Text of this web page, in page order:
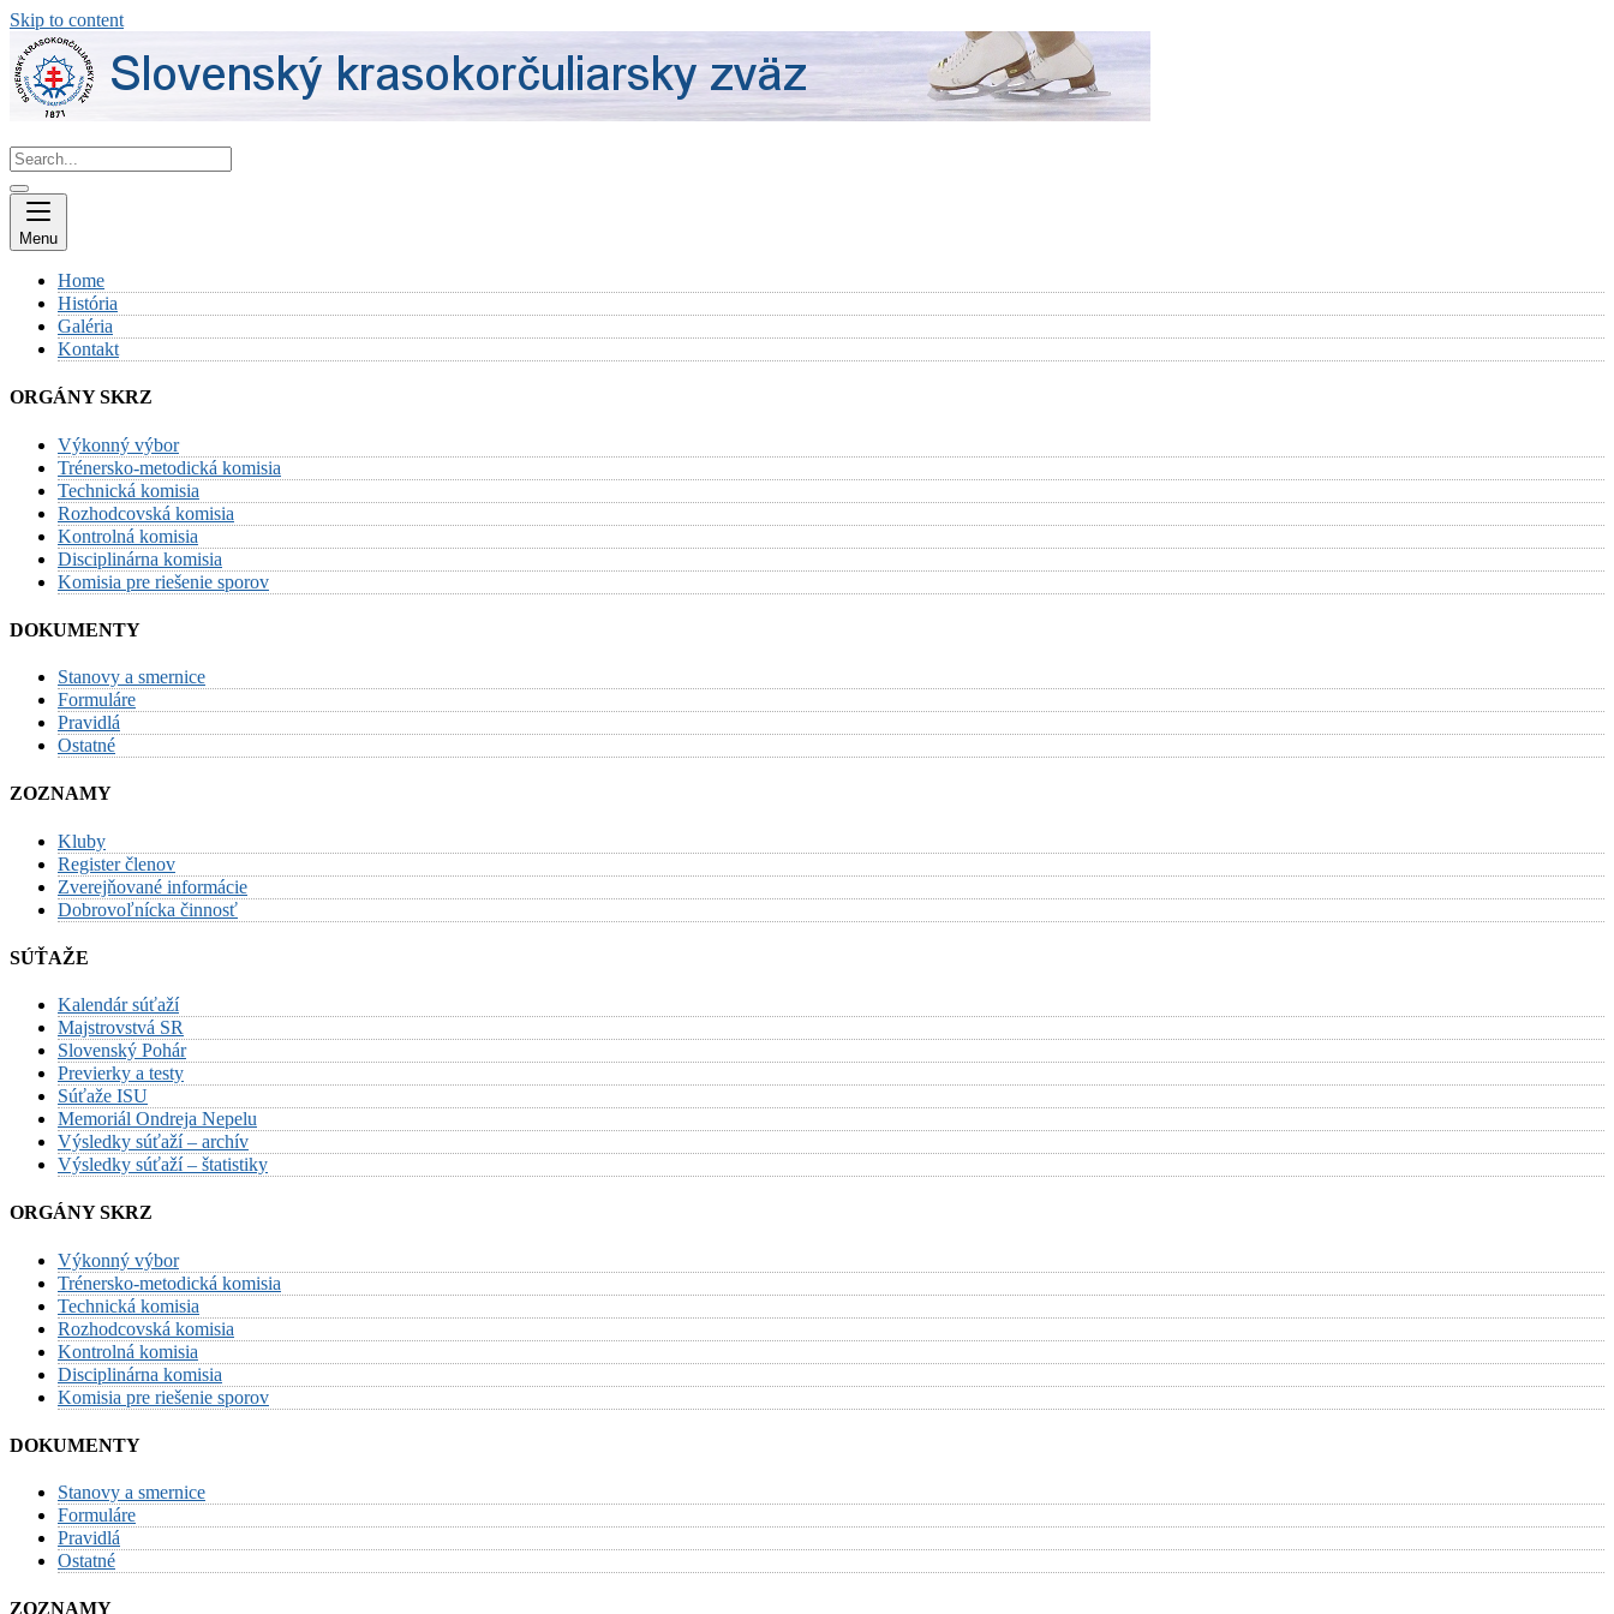
Skip to content
Menu
Home
História
Galéria
Kontakt
ORGÁNY SKRZ
Výkonný výbor
Trénersko-metodická komisia
Technická komisia
Rozhodcovská komisia
Kontrolná komisia
Disciplinárna komisia
Komisia pre riešenie sporov
DOKUMENTY
Stanovy a smernice
Formuláre
Pravidlá
Ostatné
ZOZNAMY
Kluby
Register členov
Zverejňované informácie
Dobrovoľnícka činnosť
SÚŤAŽE
Kalendár súťaží
Majstrovstvá SR
Slovenský Pohár
Previerky a testy
Súťaže ISU
Memoriál Ondreja Nepelu
Výsledky súťaží – archív
Výsledky súťaží – štatistiky
ORGÁNY SKRZ
Výkonný výbor
Trénersko-metodická komisia
Technická komisia
Rozhodcovská komisia
Kontrolná komisia
Disciplinárna komisia
Komisia pre riešenie sporov
DOKUMENTY
Stanovy a smernice
Formuláre
Pravidlá
Ostatné
ZOZNAMY